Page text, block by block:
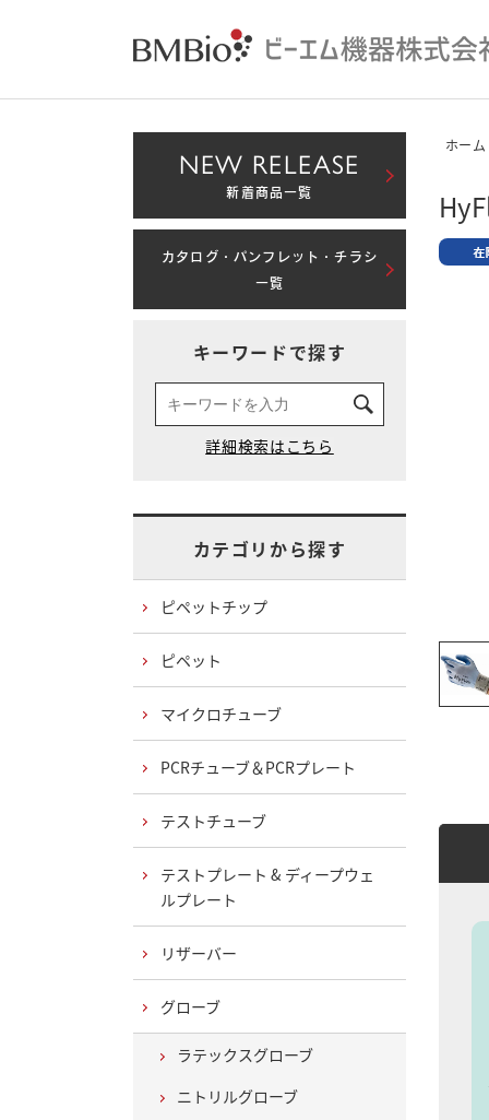
ホーム
NEW RELEASE
新着商品一覧
カタログ・パンフレット・チラシ
一覧
キーワードで探す
カテゴリから探す
ピペットチップ
ピペット
マイクロチューブ
PCRチューブ＆PCRプレート
テストチューブ
テストプレート & ディープウェ
ルプレート
リザーバー
グローブ
ラテックスグローブ
ニトリルグローブ